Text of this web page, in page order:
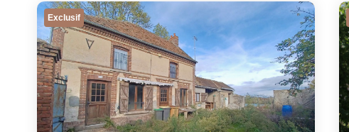
Exclusif